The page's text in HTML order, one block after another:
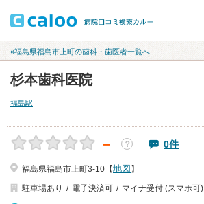
«福島県福島市上町の歯科・歯医者一覧へ
杉本歯科医院
福島駅
－ ？ 0件
福島県福島市上町3-10【地図 】
駐車場あり
電子決済可 マイナ受付 (スマホ可)